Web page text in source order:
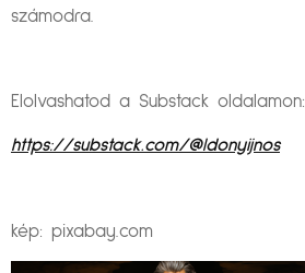
számodra.
Elolvashatod a Substack oldalamon:
https://substack.com/@ldonyijnos
kép: pixabay.com